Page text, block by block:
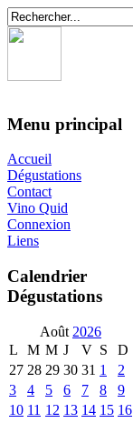
Menu principal
Accueil
Dégustations
Contact
Vino Quid
Connexion
Liens
Calendrier
Dégustations
Août 2026
L
M M J V S
D
27 28 29 30 31 1
2
3
4 5 6 7 8
9
10 11 12 13 14 15 16